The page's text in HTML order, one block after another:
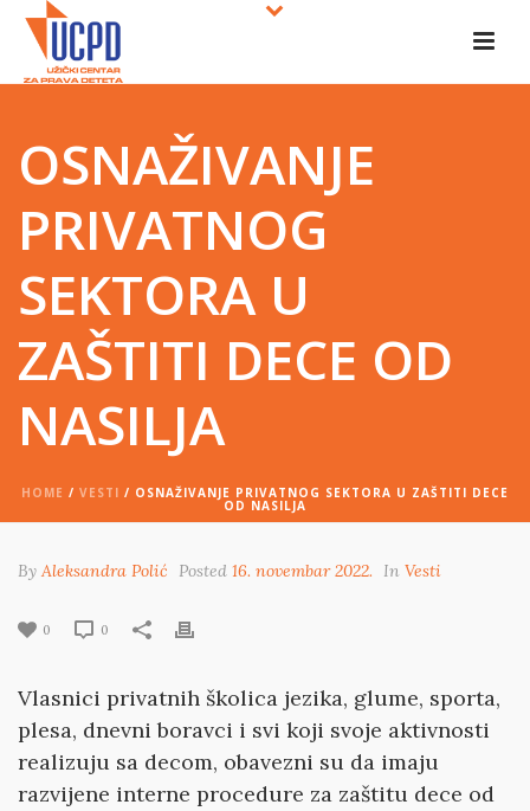
OSNAŽIVANJE
PRIVATNOG
SEKTORA U
ZAŠTITI DECE OD
NASILJA
HOME / VESTI / OSNAŽIVANJE PRIVATNOG SEKTORA U ZAŠTITI DECE
OD NASILJA
By Aleksandra Polić Posted 16. novembar 2022. In Vesti
0 0
Vlasnici privatnih školica jezika, glume, sporta,
plesa, dnevni boravci i svi koji svoje aktivnosti
realizuju sa decom, obavezni su da imaju
razvijene interne procedure za zaštitu dece od